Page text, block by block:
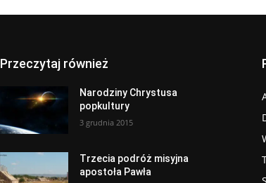
Przeczytaj również
Narodziny Chrystusa
popkultury
3 grudnia 2015
Trzecia podróż misyjna
apostoła Pawła